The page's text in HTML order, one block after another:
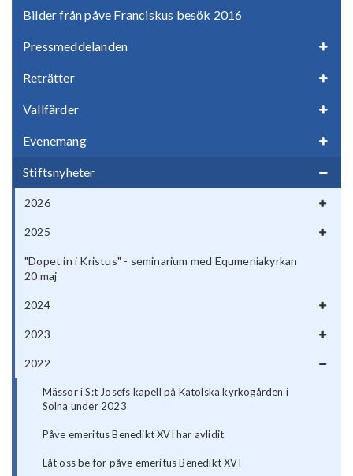
Bilder från påve Franciskus besök 2016
Pressmeddelanden
Reträtter
Vallfärder
Evenemang
Stiftsnyheter
2026
2025
"Dopet in i Kristus" - seminarium med Equmeniakyrkan
20 maj
2024
2023
2022
Mässor i S:t Josefs kapell på Katolska kyrkogården i
Solna under 2023
Påve emeritus Benedikt XVI har avlidit
Låt oss be för påve emeritus Benedikt XVI